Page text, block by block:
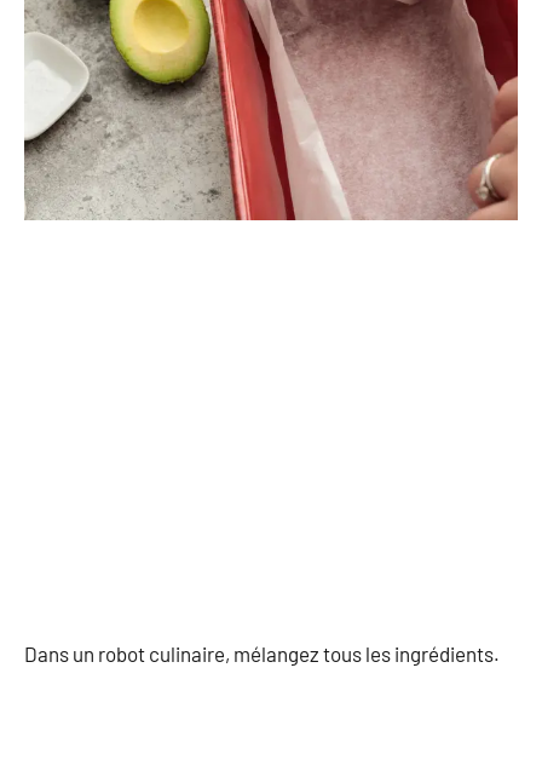
Dans un robot culinaire, mélangez tous les ingrédients.